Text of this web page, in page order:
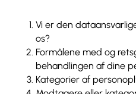
Vi er den
os?
Formålene med og
behandlingen af dine
Kategorier af